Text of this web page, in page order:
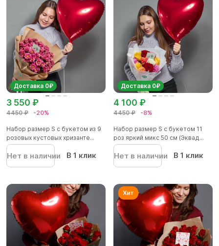
Доставка 0₽
4450 ₽ -20%
3 550 ₽
Набор размер S с букетом из 9
розовых кустовых хризанте...
Нет в наличии В 1 клик
Доставка 0₽
4450 ₽ -8%
4 100 ₽
Набор размер S с букетом 11
роз яркий микс 50 см (Эквад...
Нет в наличии В 1 клик